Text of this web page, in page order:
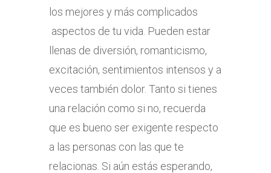
los mejores y más complicados
aspectos de tu vida. Pueden estar
llenas de diversión, romanticismo,
excitación, sentimientos intensos y a
veces también dolor. Tanto si tienes
una relación como si no, recuerda
que es bueno ser exigente respecto
a las personas con las que te
relacionas. Si aún estás esperando,